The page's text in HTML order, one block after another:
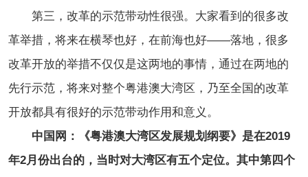
第三，改革的示范带动性很强。大家看到的很多改
革举措，将来在横琴也好，在前海也好——落地，很多
改革开放的举措不仅仅是这两地的事情，通过在两地的
先行示范，将来对整个粤港澳大湾区，乃至全国的改革
开放都具有很好的示范带动作用和意义。
中国网：《粤港澳大湾区发展规划纲要》是在2019
年2月份出台的，当时对大湾区有五个定位。其中第四个